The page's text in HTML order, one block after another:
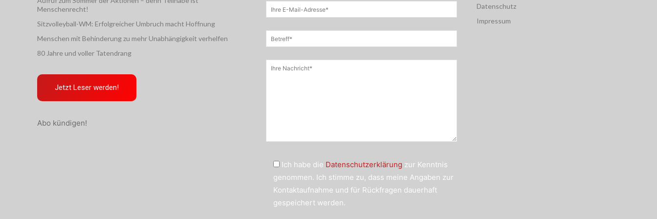
Menschenrecht!
Sitzvolleyball-WM: Erfolgreicher Umbruch macht Hoffnung
Menschen mit Behinderung zu mehr Unabhängigkeit verhelfen
80 Jahre und voller Tatendrang
Jetzt Leser werden!
Abo kündigen!
Ich habe die Datenschutzerklärung zur Kenntnis
genommen. Ich stimme zu, dass meine Angaben zur
Kontaktaufnahme und für Rückfragen dauerhaft
gespeichert werden.
Datenschutz
Impressum